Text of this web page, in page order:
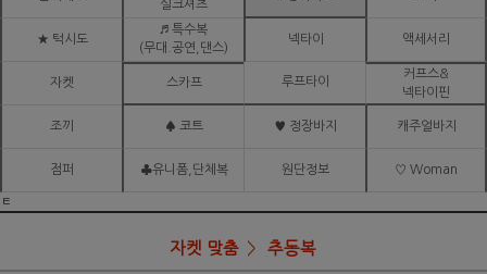
실크셔츠
★ 턱시도
♬ 특수복
(무대.공연,댄스)
넥타이 액세서리
자켓 스카프 루프타이
커프스&
넥타이핀
조끼 ♠ 코트 ♥ 정장바지 캐주얼바지
점퍼 ♣유니폼,단체복 원단정보 ♡ Woman
ㅌ
자켓 맞춤 추동복